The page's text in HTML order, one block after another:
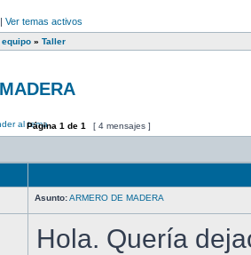
| Ver temas activos
» Taller
Página 1 de 1 [ 4 mensajes ]
Asunto:ARMERO DE MADERA
Hola. Quería